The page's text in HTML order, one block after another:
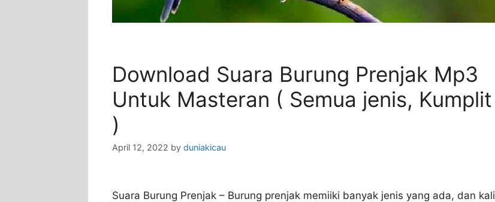
Download Suara Burung Prenjak Mp3
Untuk Masteran ( Semua jenis, Kumplit
)
April 12, 2022 by duniakicau
Suara Burung Prenjak – Burung prenjak memiiki banyak jenis yang ada, dan kali